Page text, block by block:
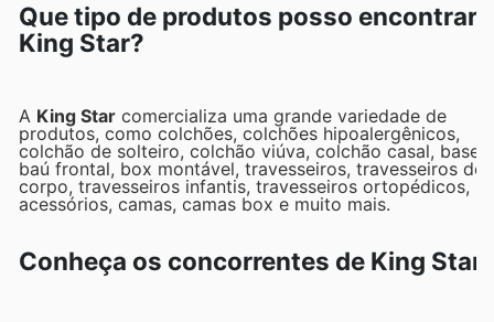
Que tipo de produtos posso encontrar
King Star?
A King Star comercializa uma grande variedade de
produtos, como colchões, colchões hipoalergênicos,
colchão de solteiro, colchão viúva, colchão casal, bases,
baú frontal, box montável, travesseiros, travesseiros de
corpo, travesseiros infantis, travesseiros ortopédicos,
acessórios, camas, camas box e muito mais.
Conheça os concorrentes de King Star